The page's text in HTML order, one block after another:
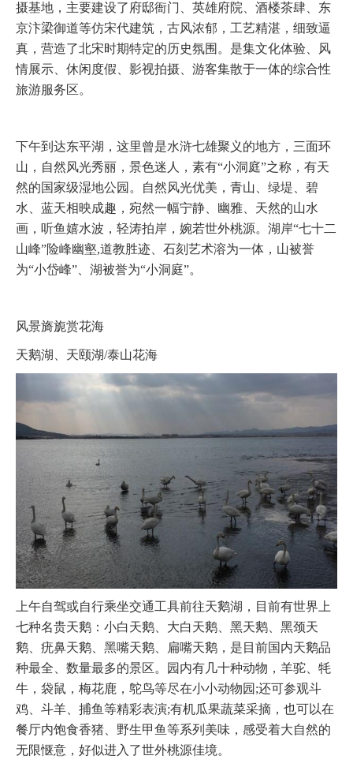
摄基地，主要建设了府邸衙门、英雄府院、酒楼茶肆、东
京汴梁御道等仿宋代建筑，古风浓郁，工艺精湛，细致逼
真，营造了北宋时期特定的历史氛围。是集文化体验、风
情展示、休闲度假、影视拍摄、游客集散于一体的综合性
旅游服务区。
下午到达东平湖，这里曾是水浒七雄聚义的地方，三面环
山，自然风光秀丽，景色迷人，素有“小洞庭”之称，有天
然的国家级湿地公园。自然风光优美，青山、绿堤、碧
水、蓝天相映成趣，宛然一幅宁静、幽雅、天然的山水
画，听鱼嬉水波，轻涛拍岸，婉若世外桃源。湖岸“七十二
山峰”险峰幽壑,道教胜迹、石刻艺术溶为一体，山被誉
为“小岱峰”、湖被誉为“小洞庭”。
风景旖旎赏花海
天鹅湖、天颐湖/泰山花海
上午自驾或自行乘坐交通工具前往天鹅湖，目前有世界上
七种名贵天鹅：小白天鹅、大白天鹅、黑天鹅、黑颈天
鹅、疣鼻天鹅、黑嘴天鹅、扁嘴天鹅，是目前国内天鹅品
种最全、数量最多的景区。园内有几十种动物，羊驼、牦
牛，袋鼠，梅花鹿，鸵鸟等尽在小小动物园;还可参观斗
鸡、斗羊、捕鱼等精彩表演;有机瓜果蔬菜采摘，也可以在
餐厅内饱食香猪、野生甲鱼等系列美味，感受着大自然的
无限惬意，好似进入了世外桃源佳境。